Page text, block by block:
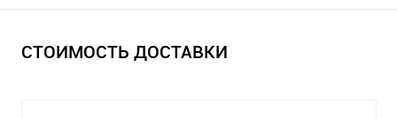
СТОИМОСТЬ ДОСТАВКИ